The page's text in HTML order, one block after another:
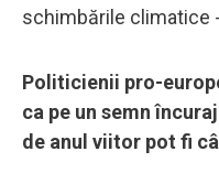
schimbările climatice
Politicienii pro-
ca pe un semn
de anul viitor pot fi